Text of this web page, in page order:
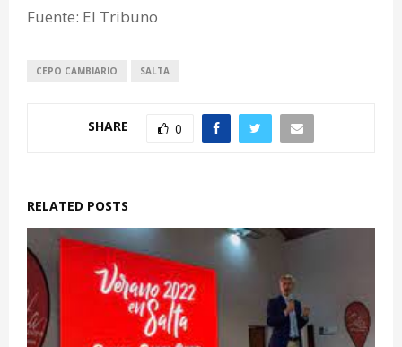
Fuente: El Tribuno
CEPO CAMBIARIO SALTA
SHARE 0
RELATED POSTS